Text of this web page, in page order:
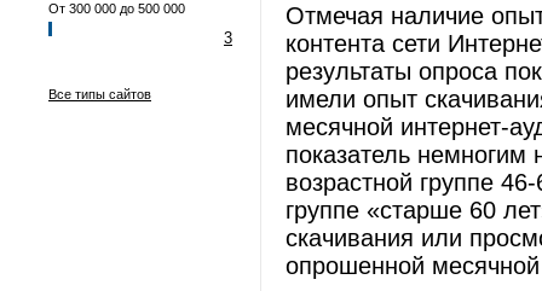
От 300 000 до 500 000
3
Все типы сайтов
Отмечая наличие
контента сети
результаты опроса
имели опыт
месячной интернет-
показатель
возрастной группе
группе «старше 60
скачивания или
опрошенной месячной